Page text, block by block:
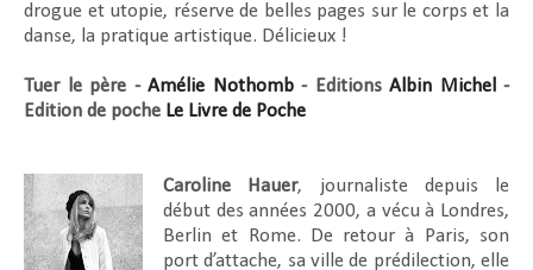
drogue et utopie, réserve de belles pages sur le corps et la
danse, la pratique artistique. Délicieux !
Tuer le père - Amélie Nothomb- Editions Albin Michel-
Edition de poche Le Livre de Poche
Caroline Hauer, journaliste depuis le
début des années 2000, a vécu à Londres,
Berlin et Rome. De retour à Paris, son
port d’attache, sa ville de prédilection, elle